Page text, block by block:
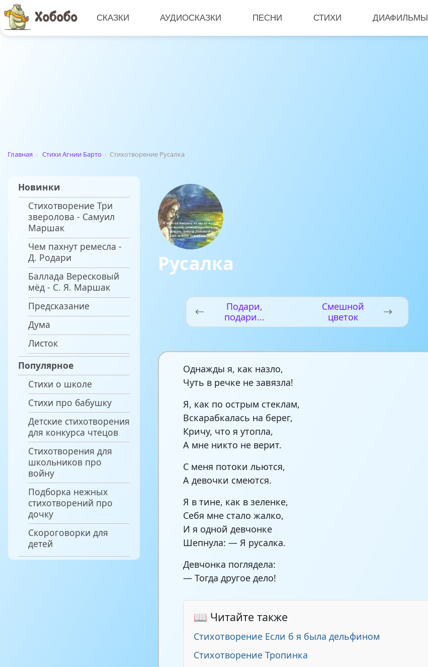
СКАЗКИ АУДИОСКАЗКИ ПЕСНИ СТИХИ ДИАФИЛЬМЫ
Главная › Стихи Агнии Барто › Стихотворение Русалка
Новинки
Стихотворение Три
зверолова - Самуил
Маршак
Чем пахнут ремесла -
Д. Родари
Баллада Вересковый
мёд - С. Я. Маршак
Предсказание
Дума
Листок
Популярное
Стихи о школе
Стихи про бабушку
Детские стихотворения
для конкурса чтецов
Стихотворения для
школьников про
войну
Подборка нежных
стихотворений про
дочку
Скороговорки для
детей
Русалка
Подари,
подари...
Смешной
цветок
Однажды я, как назло,
Чуть в речке не завязла!
Я, как по острым стеклам,
Вскарабкалась на берег,
Кричу, что я утопла,
А мне никто не верит.
С меня потоки льются,
А девочки смеются.
Я в тине, как в зеленке,
Себя мне стало жалко,
И я одной девчонке
Шепнула: — Я русалка.
Девчонка поглядела:
— Тогда другое дело!
📖 Читайте также
Стихотворение Если б я была дельфином
Стихотворение Тропинка